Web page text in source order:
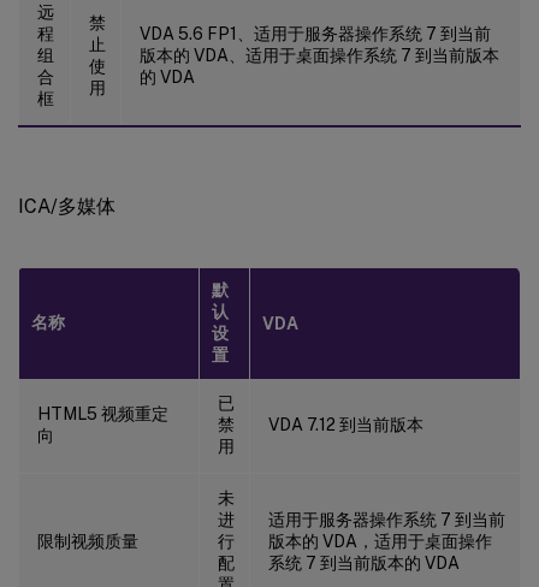
远
程
组
合
框
禁
止
使
用
VDA 5.6 FP1、适用于服务器操作系统 7 到当前
版本的 VDA、适用于桌面操作系统 7 到当前版本
的 VDA
ICA/多媒体
名称
默
认
设
置
VDA
HTML5 视频重定
向
已
禁
用
VDA 7.12 到当前版本
限制视频质量
未
进
行
配
适用于服务器操作系统 7 到当前
版本的 VDA，适用于桌面操作
系统 7 到当前版本的 VDA